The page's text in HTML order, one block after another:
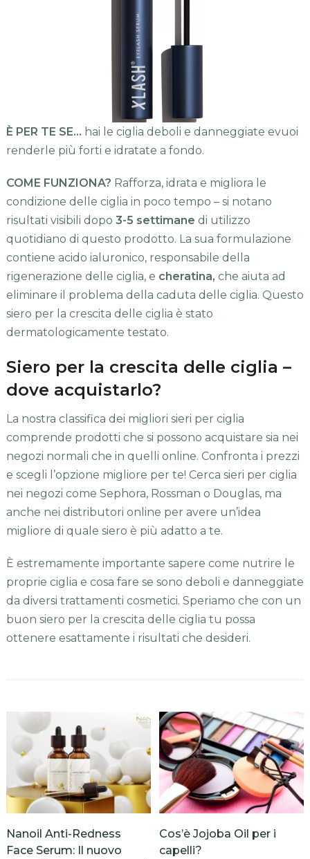
È PER TE SE… hai le ciglia deboli e danneggiate evuoi
renderle più forti e idratate a fondo.
COME FUNZIONA? Rafforza, idrata e migliora le
condizione delle ciglia in poco tempo – si notano
risultati visibili dopo 3-5 settimane di utilizzo
quotidiano di questo prodotto. La sua formulazione
contiene acido ialuronico, responsabile della
rigenerazione delle ciglia, e cheratina, che aiuta ad
eliminare il problema della caduta delle ciglia. Questo
siero per la crescita delle ciglia è stato
dermatologicamente testato.
Siero per la crescita delle ciglia –
dove acquistarlo?
La nostra classifica dei migliori sieri per ciglia
comprende prodotti che si possono acquistare sia nei
negozi normali che in quelli online. Confronta i prezzi
e scegli l’opzione migliore per te! Cerca sieri per ciglia
nei negozi come Sephora, Rossman o Douglas, ma
anche nei distributori online per avere un’idea
migliore di quale siero è più adatto a te.
È estremamente importante sapere come nutrire le
proprie ciglia e cosa fare se sono deboli e danneggiate
da diversi trattamenti cosmetici. Speriamo che con un
buon siero per la crescita delle ciglia tu possa
ottenere esattamente i risultati che desideri.
Nanoil Anti-Redness
Face Serum: Il nuovo
Cos’è Jojoba Oil per i
capelli?